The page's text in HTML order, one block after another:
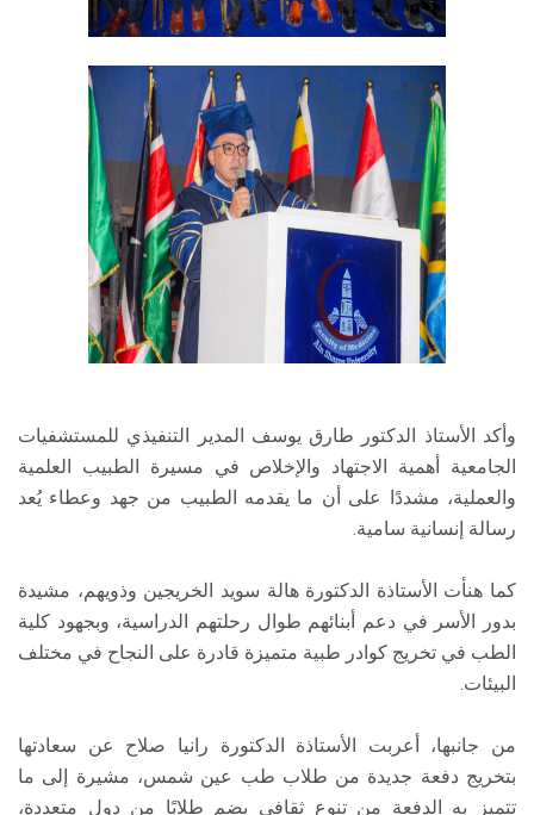
وأكد الأستاذ الدكتور طارق يوسف المدير التنفيذي للمستشفيات
الجامعية أهمية الاجتهاد والإخلاص في مسيرة الطبيب العلمية
والعملية، مشددًا على أن ما يقدمه الطبيب من جهد وعطاء يُعد
رسالة إنسانية سامية.
كما هنأت الأستاذة الدكتورة هالة سويد الخريجين وذويهم، مشيدة
بدور الأسر في دعم أبنائهم طوال رحلتهم الدراسية، وبجهود كلية
الطب في تخريج كوادر طبية متميزة قادرة على النجاح في مختلف
البيئات.
من جانبها، أعربت الأستاذة الدكتورة رانيا صلاح عن سعادتها
بتخريج دفعة جديدة من طلاب طب عين شمس، مشيرة إلى ما
تتميز به الدفعة من تنوع ثقافي يضم طلابًا من دول متعددة،